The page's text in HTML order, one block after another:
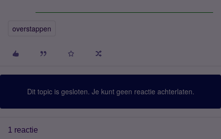
overstappen
Dit topic is gesloten. Je kunt geen reactie achterlaten.
1 reactie